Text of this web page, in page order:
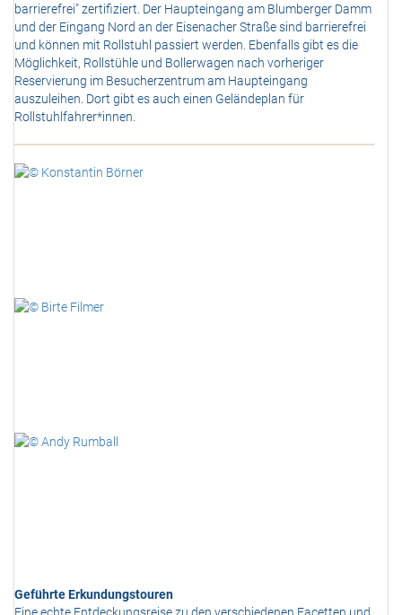
barrierefrei" zertifiziert. Der Haupteingang am Blumberger Damm
und der Eingang Nord an der Eisenacher Straße sind barrierefrei
und können mit Rollstuhl passiert werden. Ebenfalls gibt es die
Möglichkeit, Rollstühle und Bollerwagen nach vorheriger
Reservierung im Besucherzentrum am Haupteingang
auszuleihen. Dort gibt es auch einen Geländeplan für
Rollstuhlfahrer*innen.
Geführte Erkundungstouren